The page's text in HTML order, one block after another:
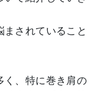
まされていること
く、特に巻き肩の